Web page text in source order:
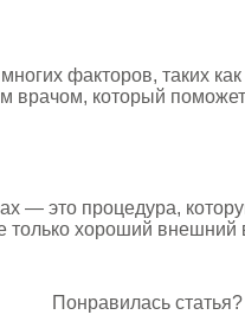
факторов, таких
врачом, который
— это процедура,
только хороший
Понравилась